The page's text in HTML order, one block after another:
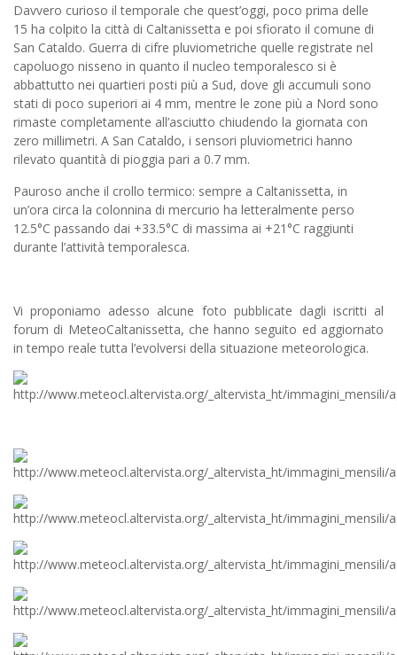
Davvero curioso il temporale che quest’oggi, poco prima delle
15 ha colpito la città di Caltanissetta e poi sfiorato il comune di
San Cataldo. Guerra di cifre pluviometriche quelle registrate nel
capoluogo nisseno in quanto il nucleo temporalesco si è
abbattutto nei quartieri posti più a Sud, dove gli accumuli sono
stati di poco superiori ai 4 mm, mentre le zone più a Nord sono
rimaste completamente all’asciutto chiudendo la giornata con
zero millimetri. A San Cataldo, i sensori pluviometrici hanno
rilevato quantità di pioggia pari a 0.7 mm.
Pauroso anche il crollo termico: sempre a Caltanissetta, in
un’ora circa la colonnina di mercurio ha letteralmente perso
12.5°C passando dai +33.5°C di massima ai +21°C raggiunti
durante l’attività temporalesca.
Vi proponiamo adesso alcune foto pubblicate dagli iscritti al
forum di MeteoCaltanissetta, che hanno seguito ed aggiornato
in tempo reale tutta l’evolversi della situazione meteorologica.